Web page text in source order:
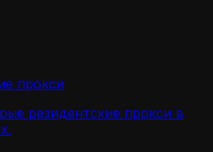
прокси
резидентские прокси в